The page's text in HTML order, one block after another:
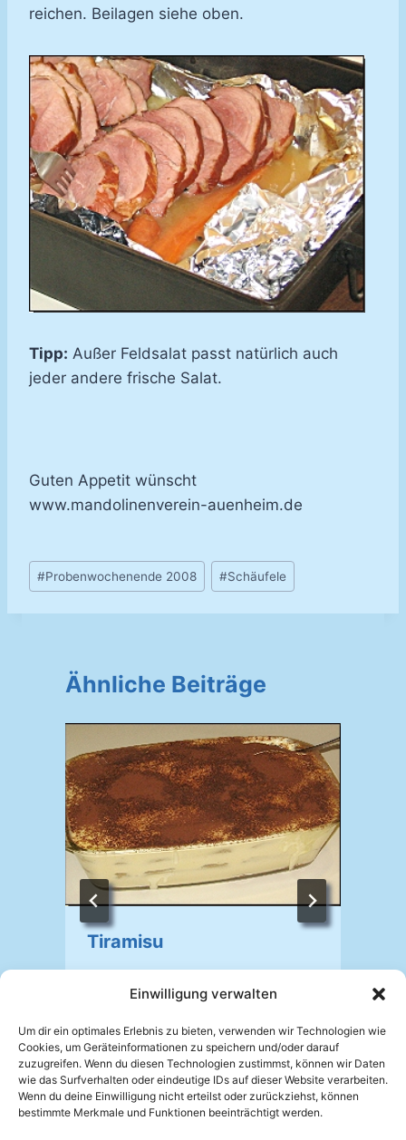
Einwilligung verwalten
Um dir ein optimales Erlebnis zu bieten, verwenden wir Technologien wie
Cookies, um Geräteinformationen zu speichern und/oder darauf
zuzugreifen. Wenn du diesen Technologien zustimmst, können wir Daten
wie das Surfverhalten oder eindeutige IDs auf dieser Website verarbeiten.
Wenn du deine Einwilligung nicht erteilst oder zurückziehst, können
bestimmte Merkmale und Funktionen beeinträchtigt werden.
reichen. Beilagen siehe oben.
Tipp: Außer Feldsalat passt natürlich auch
jeder andere frische Salat.
Guten Appetit wünscht
www.mandolinenverein-auenheim.de
Schlagworte:
#Probenwochenende 2008 #Schäufele
Ähnliche Beiträge
Tiramisu